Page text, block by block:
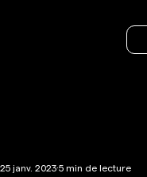
25 janv. 2023 5 min de lecture